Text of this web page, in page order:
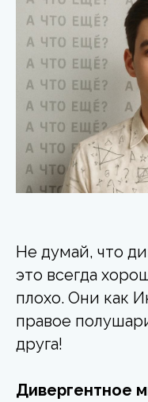
Не думай, что
это всегда
плохо. Они как
правое
друга!
Дивергентное